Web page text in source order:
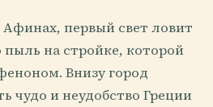
первый свет ловит
на стройке, которой
Внизу город
чудо и неудобство Греции